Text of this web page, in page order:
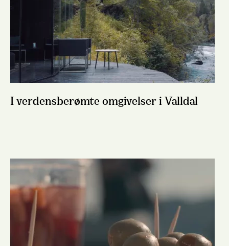
I verdensberømte omgivelser i Valldal